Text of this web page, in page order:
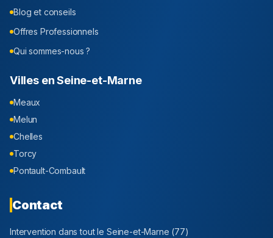
Blog et conseils
Offres Professionnels
Qui sommes-nous ?
Villes enSeine-et-Marne
Meaux
Melun
Chelles
Torcy
Pontault-Combault
Contact
Intervention dans tout le Seine-et-Marne (77)